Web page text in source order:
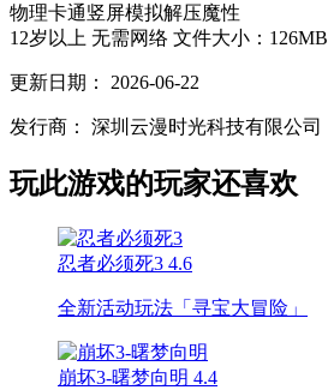
物理卡通竖屏模拟解压魔性
12岁以上 无需网络 文件大小：126MB
更新日期： 2026-06-22
发行商： 深圳云漫时光科技有限公司
玩此游戏的玩家还喜欢
忍者必须死3 4.6
全新活动玩法「寻宝大冒险」
崩坏3-曙梦向明 4.4